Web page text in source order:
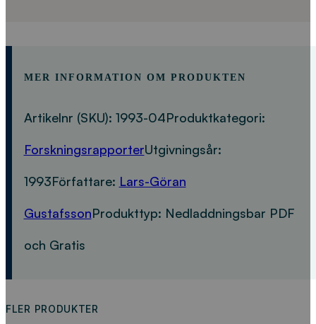
MER INFORMATION OM PRODUKTEN
Artikelnr (SKU): 1993-04Produktkategori:
ForskningsrapporterUtgivningsår:
1993Författare: Lars-Göran
GustafssonProdukttyp: Nedladdningsbar PDF
och Gratis
FLER PRODUKTER